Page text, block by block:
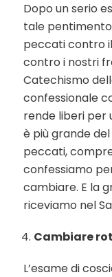
Dopo un serio
tale
peccati contro
contro i nostri
Catechismo
confessionale
rende liberi per
è più grande
peccati,
confessiamo
cambiare. E la
riceviamo nel
Cambiare
L’esame di